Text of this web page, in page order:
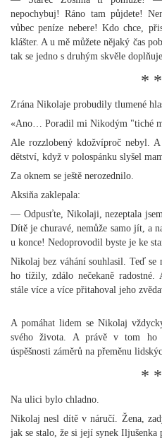
nepochybuj! Ráno tam půjdete!
vůbec peníze nebere! Kdo chce,
klášter. A u mě můžete nějaký čas
tak se jedno s druhým skvěle
*
Zrána Nikolaje probudily tlumené
«Ano… Poradil mi Nikodým "tiché
Ale rozzlobený kdožvíproč nebyl.
dětství, když v polospánku slyšel
Za oknem se ještě nerozednilo.
Aksiňa zaklepala:
— Odpusťte, Nikolaji, nezeptala
Dítě je churavé, nemůže samo jít, a
u konce! Nedoprovodil byste je ke
Nikolaj bez váhání souhlasil. Teď se
ho tížily, zdálo nečekaně radostné.
stále více a více přitahoval jeho
A pomáhat lidem se Nikolaj
svého života. A právě v tom ho
úspěšnosti záměrů na přeměnu
*
Na ulici bylo chladno.
Nikolaj nesl dítě v náručí. Žena,
jak se stalo, že si její synek Iljušenka